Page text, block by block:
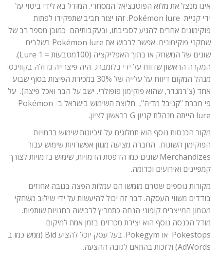
אינו מנצל את מלוא הפוטנציאל המסחרי. המודל בא לידי ביטוי על
ידי קניית Pokémon lure. זהו יצור חביב שתפקידו לפתות
פוקימונים אחרים להגיע לסביבתו, ובעקבותיהם כמובן מספר רב של
שחקני פוקימונים. אפשר לרכוש את Pokémon lure בשלבים
שונים של המשחק או בתוך האפליקציה (100מטבעות = 1 Lure).
המקרה הראשון שדווח על ידי בלומברג היה פיצרייה גדולה בקווינס.
מנהל המקום דיווח על עלייה של 30% במכירת הפיצות בסוף שבוע
אחד (צ'רמנדר, שהוא פוקימון פופולרי, ישב על הבר ואכל פיצה). על
פי חברת "קניבל מדיה", חלוצת השימוש בישראל ב- Pokémon
lure הייתה מנהלת קניון G בראשון לציון.
מקור הכנסות נוסף הוא תמלוגים על זיכיונות שימוש בדמויות
הפוקימון השונות. החברה מציעה מגוון אפשרויות שימוש עבור
Merchandizes שונים כמו הדפסת הדמויות, שימוש בדמויות לצורך
קמפיינים ואירועים וכדומה.
מקורות נוספים שטרם מומשו הם עמלות הפצה בגובה אחוזים
בודדים משווי העסקה. דבר זה יכול להיעשות על ידי שילוב משחקי
מטמון המייצרים קופוני הנחה כתמריץ לרכישה בחנויות שותפות.
מודל הכנסה נוסף הוא יצירת מכרזים בזמן אמת למיקום
Pokestops או Pokegym. בעל עסק יוכל להציע Bid (ממש כמו ב
AdWords) ולזכות בהתאם לגובה ההצעה.